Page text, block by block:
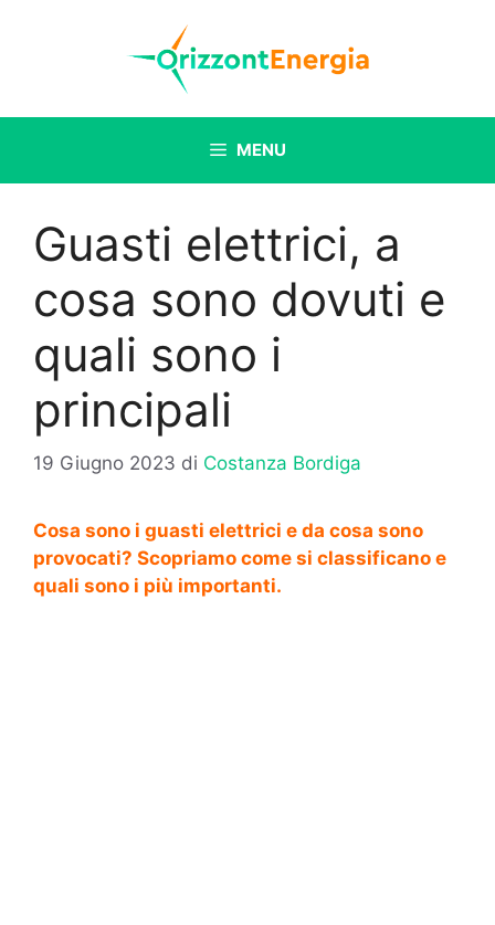
MENU
Guasti elettrici, a
cosa sono dovuti e
quali sono i
principali
19 Giugno 2023 di Costanza Bordiga
Cosa sono i guasti elettrici e da cosa sono
provocati? Scopriamo come si classificano e
quali sono i più importanti.